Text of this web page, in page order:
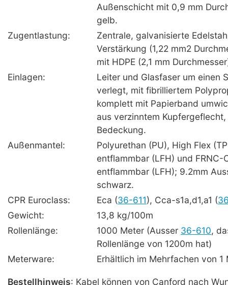
Außenschicht mit 0,9 mm
gelb.
Zugentlastung:
Zentrale, galvanisierte
Verstärkung (1,22 mm2
mit HDPE (2,1 mm
Einlagen:
Leiter und Glasfaser um einen
verlegt, mit fibrilliertem
komplett mit Papierband
aus verzinntem
Bedeckung.
Außenmantel:
Polyurethan (PU), High Flex
entflammbar (LFH) und FRNC-
entflammbar (LFH); 9.2mm
schwarz.
CPR Euroclass:
Eca (36-611), Cca-s1a,d1,a1 (
Gewicht:
13,8 kg/100m
Rollenlänge:
1000 Meter (Ausser 36-610,
Rollenlänge von 1200m hat)
Meterware:
Erhältlich im Mehrfachen von 1
Bestellhinweis: Kabel können von Canford nach